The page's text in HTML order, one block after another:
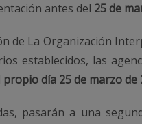
antes del 25 de
de La Organización
establecidos, las
propio día 25 de marzo de
pasarán a una